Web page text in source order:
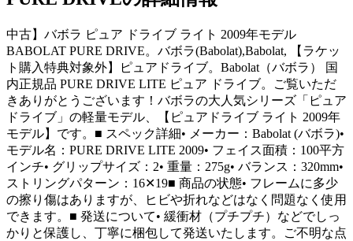
中古】バボラ ピュア ドライブ ライト 2009年モデル
BABOLAT PURE DRIVE。バボラ(Babolat),Babolat, 【ラケッ
ト購入特典対象外】ピュアドライブ。Babolat（バボラ） 国
内正規品 PURE DRIVE LITE ピュア ドライブ。ご覧いただ
きありがとうございます！バボラの大人気シリーズ「ピュア
ドライブ」の軽量モデル、【ピュアドライブ ライト 2009年
モデル】です。■ スペック詳細• メーカー：Babolat (バボラ)•
モデル名：PURE DRIVE LITE 2009• フェイス面積：100平方
インチ• グリップサイズ：2• 重量：275g• バランス：320mm•
ストリングパターン：16✕19■ 商品の状態• フレームに多少
の擦り傷はありますが、ヒビや折れなどはなく問題なく使用
できます。■ 発送について• 緩衝材（プチプチ）などでしっ
かりと保護し、丁寧に梱包して発送いたします。ご不明な点